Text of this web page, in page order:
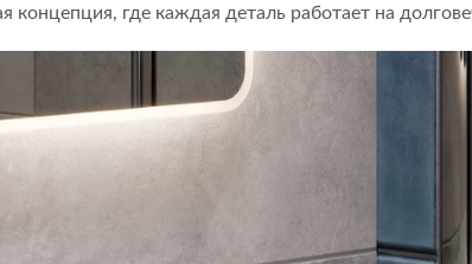
концепция, где каждая деталь работает на